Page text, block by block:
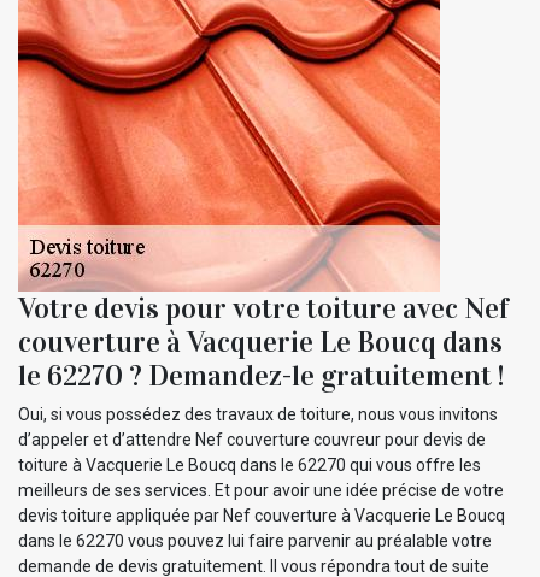
Votre devis pour votre toiture avec Nef
couverture à Vacquerie Le Boucq dans
le 62270 ? Demandez-le gratuitement !
Oui, si vous possédez des travaux de toiture, nous vous invitons
d’appeler et d’attendre Nef couverture couvreur pour devis de
toiture à Vacquerie Le Boucq dans le 62270 qui vous offre les
meilleurs de ses services. Et pour avoir une idée précise de votre
devis toiture appliquée par Nef couverture à Vacquerie Le Boucq
dans le 62270 vous pouvez lui faire parvenir au préalable votre
demande de devis gratuitement. Il vous répondra tout de suite